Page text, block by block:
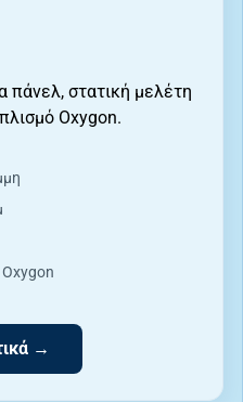
πάνελ, στατική μελέτη
Oxygon.
→